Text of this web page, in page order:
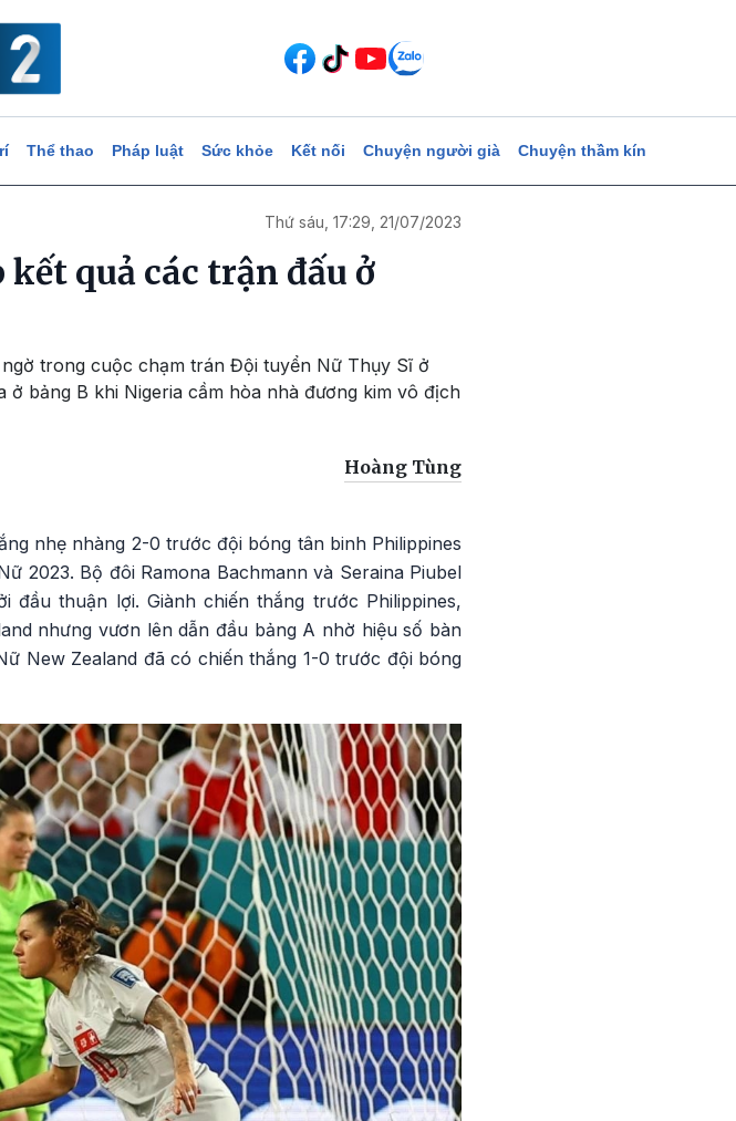
Thể thao Pháp luật Sức khỏe Kết nối Chuyện người già Chuyện thầm kín
Thứ sáu, 17:29, 21/07/2023
kết quả các trận đấu ở
trong cuộc chạm trán Đội tuyển Nữ Thụy Sĩ ở
bảng B khi Nigeria cầm hòa nhà đương kim vô địch
Hoàng Tùng
nhẹ nhàng 2-0 trước đội bóng tân binh Philippines
2023. Bộ đôi Ramona Bachmann và Seraina Piubel
thuận lợi. Giành chiến thắng trước Philippines,
nhưng vươn lên dẫn đầu bảng A nhờ hiệu số bàn
New Zealand đã có chiến thắng 1-0 trước đội bóng